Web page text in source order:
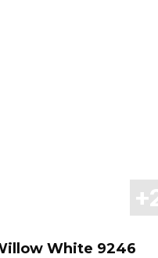
White 9246